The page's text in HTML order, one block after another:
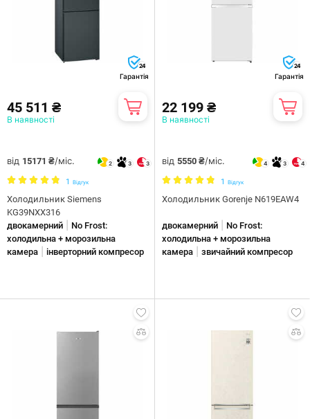
24
Гарантія
45 511 ₴
В наявності
від 15171 ₴/міс. 2 3 3
1 Відгук
Холодильник Siemens
KG39NXX316
двокамерний
No Frost:
холодильна + морозильна
камера
інверторний компресор
24
Гарантія
22 199 ₴
В наявності
від 5550 ₴/міс. 4 3 4
1 Відгук
Холодильник Gorenje N619EAW4
двокамерний
No Frost:
холодильна + морозильна
камера
звичайний компресор